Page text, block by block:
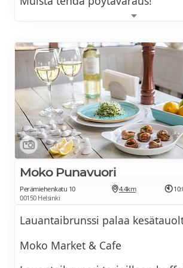
Klikkaa tästä ja tutustu menuun >>
Moko Punavuori
Perämiehenkatu 10
00150 Helsinki
4.4km
Lauantaibrunssi palaa
Moko Market & Cafe